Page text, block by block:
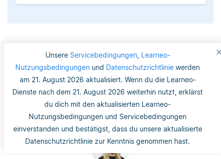
Unsere Servicebedingungen, Learneo-
Nutzungsbedingungen und Datenschutzrichtlinie werden
am 21. August 2026 aktualisiert. Wenn du die Learneo-
Dienste nach dem 21. August 2026 weiterhin nutzt, erklärst
du dich mit den aktualisierten Learneo-
Nutzungsbedingungen und Servicebedingungen
einverstanden und bestätigst, dass du unsere aktualisierte
Datenschutzrichtlinie zur Kenntnis genommen hast.
War dieser Artikel hilfreich?
0 0